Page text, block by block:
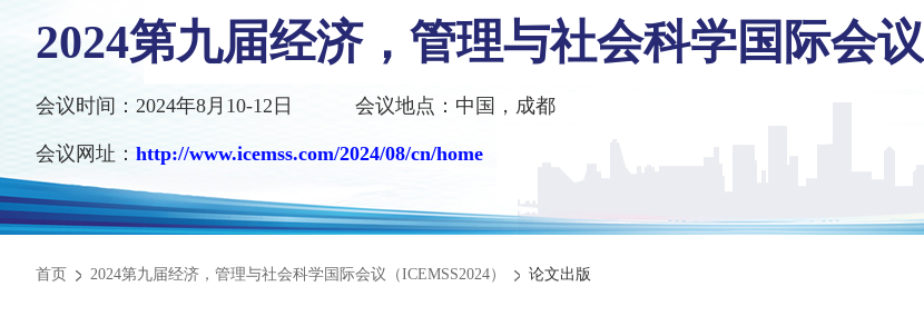
2024第九届经济，管理与社会科学国际会议
会议时间：2024年8月10-12日 会议地点：中国，成都
会议网址： http://www.icemss.com/2024/08/cn/home
首页 2024第九届经济，管理与社会科学国际会议（ICEMSS2024） 论文出版